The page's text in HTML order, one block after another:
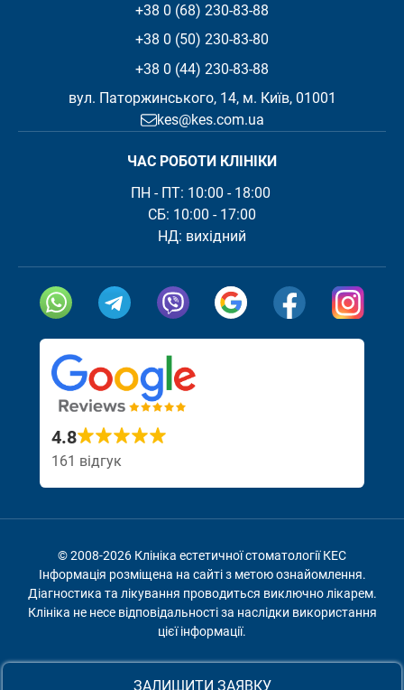
Посилання скопійовано Відвідайте
4.8
161 відгук
+38 0 (68) 230-83-88
+38 0 (50) 230-83-80
+38 0 (44) 230-83-88
вул. Паторжинського, 14, м. Київ, 01001
kes@kes.com.ua
ЧАС РОБОТИ КЛІНІКИ
ПН - ПТ: 10:00 - 18:00
СБ: 10:00 - 17:00
© 2008-2026 Клініка естетичної стоматології КЕС
Інформація розміщена на сайті з метою ознайомлення.
Діагностика та лікування проводиться виключно лікарем.
Клініка не несе відповідальності за наслідки використання
цієї інформації.
ЗАЛИШИТИ ЗАЯВКУ
нашу Facebook сторінку
нашу Instagram сторінку
нашу Facebook сторінку
нашу Instagram сторінку
нашу Facebook сторінку
нашу Instagram сторінку